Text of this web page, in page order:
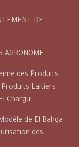
DE
AGRONOME
des Produits
Produits Laitiers
Chargui
de El Bahga :
des